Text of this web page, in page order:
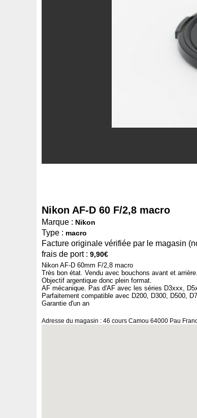
Nikon AF-D 60 F/2,8 macro
Marque : Nikon
Type : macro
Facture originale vérifiée par le magasin
frais de port : 9,90€
Nikon AF-D 60mm F/2,8 macro
Très bon état. Vendu avec bouchons avant et arrière.
Objectif argentique donc plein format.
AF mécanique. Pas d'AF avec les séries D3xxx,
Parfaitement compatible avec D200, D300, D500,
Garantie d'un an
Adresse du magasin : 46 cours Camou 64000 Pau